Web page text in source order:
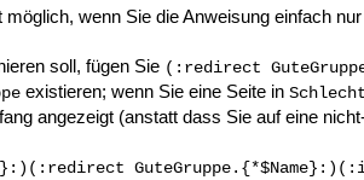
möglich, wenn Sie die Anweisung einfach
soll, fügen Sie (:redirect
existieren; wenn Sie eine Seite in
angezeigt (anstatt dass Sie auf eine